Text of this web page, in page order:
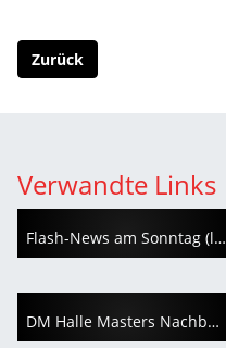
Zurück
Verwandte Links
Flash-News am Sonntag (leichtathletik.de)
DM Halle Masters Nachbericht auf leichtathletik.de